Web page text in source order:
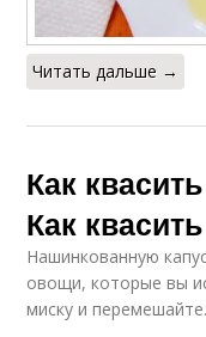
Читать дальше →
Как
Как
Нашинкованную
овощи, которые вы
миску и перемешайте.